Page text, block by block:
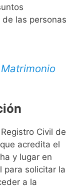
las personas
Civil de
acredita el
y lugar en
para solicitar la
a la